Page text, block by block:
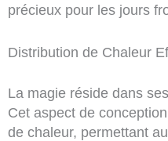
précieux pour les jours
Distribution de Chaleur
La magie réside dans
Cet aspect de
de chaleur, permettant